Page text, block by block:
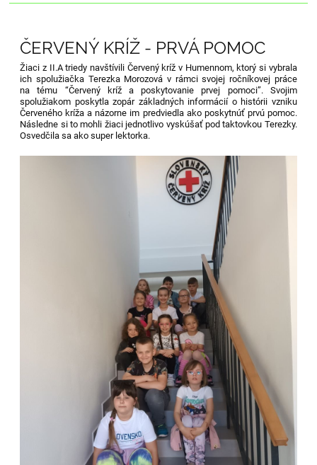
ČERVENÝ KRÍŽ - PRVÁ POMOC
Žiaci z II.A triedy navštívili Červený kríž v Humennom, ktorý si vybrala
ich spolužiačka Terezka Morozová v rámci svojej ročníkovej práce
na tému “Červený kríž a poskytovanie prvej pomoci”. Svojim
spolužiakom poskytla zopár základných informácií o histórii vzniku
Červeného kríža a názorne im predviedla ako poskytnúť prvú pomoc.
Následne si to mohli žiaci jednotlivo vyskúšať pod taktovkou Terezky.
Osvedčila sa ako super lektorka.